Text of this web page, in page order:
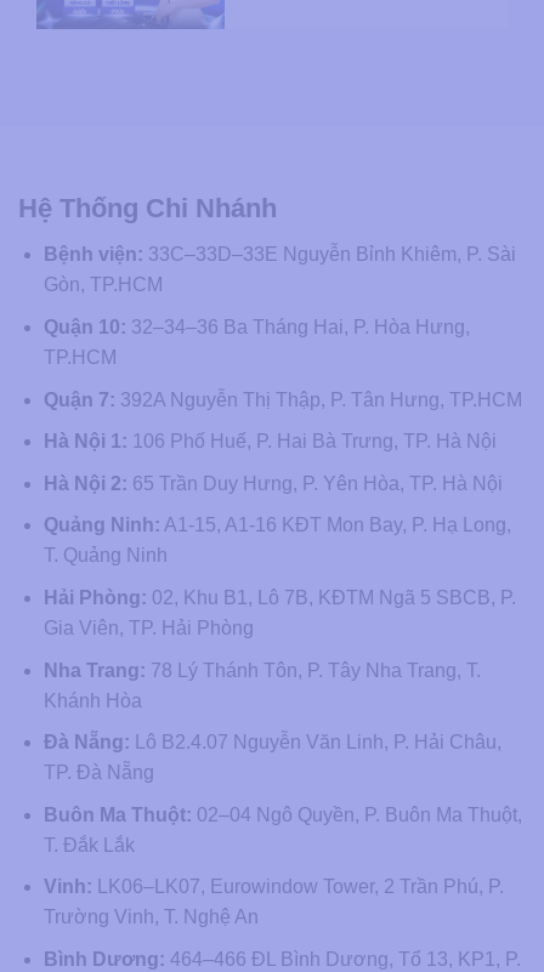
Hệ Thống Chi Nhánh
Bệnh viện: 33C–33D–33E Nguyễn Bỉnh Khiêm, P. Sài
Gòn, TP.HCM
Quận 10: 32–34–36 Ba Tháng Hai, P. Hòa Hưng,
TP.HCM
Quận 7: 392A Nguyễn Thị Thập, P. Tân Hưng, TP.HCM
Hà Nội 1: 106 Phố Huế, P. Hai Bà Trưng, TP. Hà Nội
Hà Nội 2: 65 Trần Duy Hưng, P. Yên Hòa, TP. Hà Nội
Quảng Ninh: A1-15, A1-16 KĐT Mon Bay, P. Hạ Long,
T. Quảng Ninh
Hải Phòng: 02, Khu B1, Lô 7B, KĐTM Ngã 5 SBCB, P.
Gia Viên, TP. Hải Phòng
Nha Trang: 78 Lý Thánh Tôn, P. Tây Nha Trang, T.
Khánh Hòa
Đà Nẵng: Lô B2.4.07 Nguyễn Văn Linh, P. Hải Châu,
TP. Đà Nẵng
Buôn Ma Thuột: 02–04 Ngô Quyền, P. Buôn Ma Thuột,
T. Đắk Lắk
Vinh: LK06–LK07, Eurowindow Tower, 2 Trần Phú, P.
Trường Vinh, T. Nghệ An
Bình Dương: 464–466 ĐL Bình Dương, Tổ 13, KP1, P.